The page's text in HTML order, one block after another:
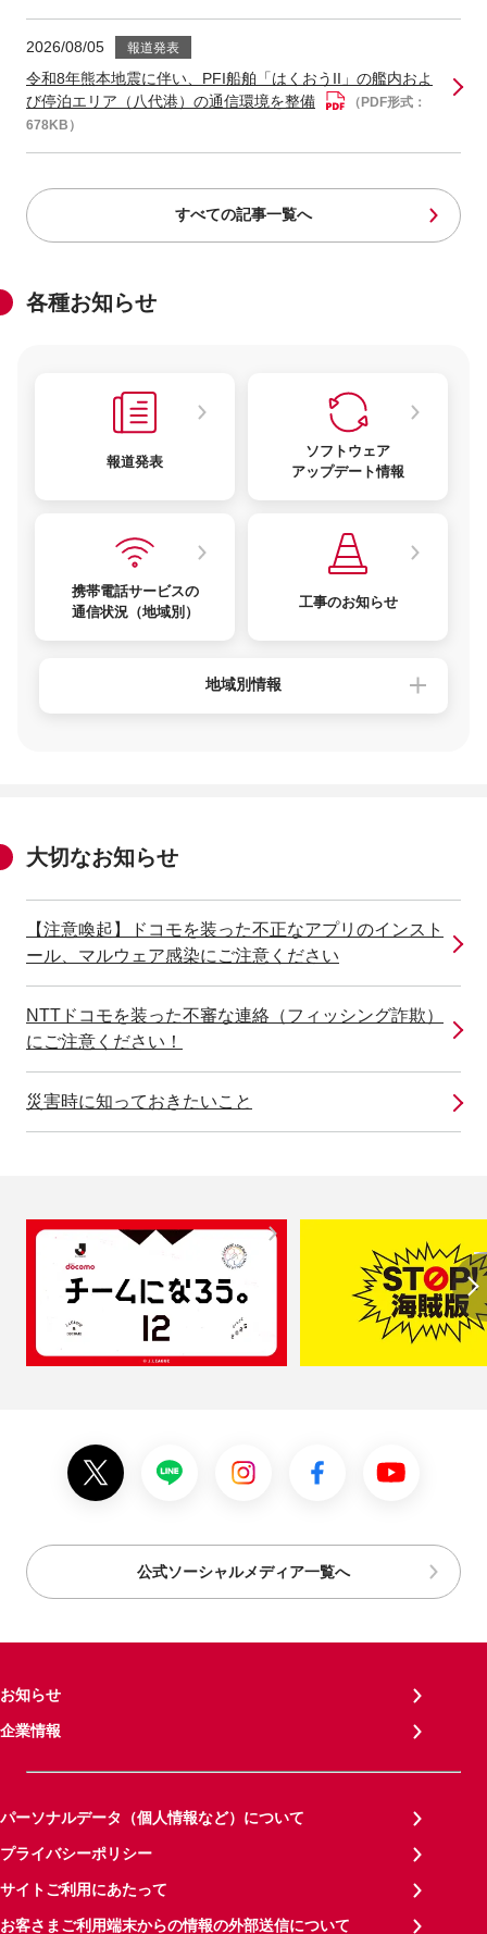
2026/08/05 報道発表
令和8年熊本地震に伴い、PFI船舶「はくおうII」の艦内およ
び停泊エリア（八代港）の通信環境を整備
（PDF形式：
678KB）
すべての記事一覧へ
各種お知らせ
報道発表
ソフトウェア
アップデート情報
携帯電話サービスの
通信状況（地域別）
工事のお知らせ
地域別情報
大切なお知らせ
【注意喚起】ドコモを装った不正なアプリのインスト
ール、マルウェア感染にご注意ください
NTTドコモを装った不審な連絡（フィッシング詐欺）
にご注意ください！
災害時に知っておきたいこと
公式ソーシャルメディア一覧へ
お知らせ
企業情報
パーソナルデータ（個人情報など）について
プライバシーポリシー
サイトご利用にあたって
お客さまご利用端末からの情報の外部送信について